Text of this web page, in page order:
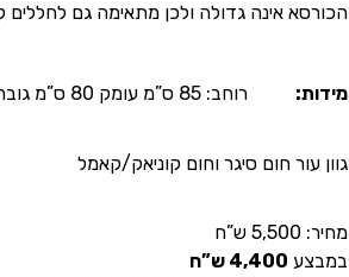
הכורסא אינה גדולה ולכן מתאימה גם לחללים
מידות: רוחב: 85 ס”מ עומק 80 ס”מ גובה 84 ס”מ
גוון עור חום סיגר וחום קוניאק/קאמל
מחיר: 5,500 ש”ח
במבצע 4,400 ש”ח